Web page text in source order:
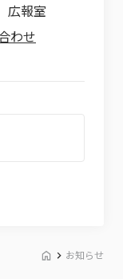
広報室
わせ
お知らせ